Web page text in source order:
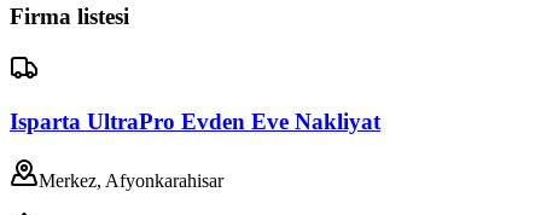
Firma listesi
Isparta UltraPro Evden Eve Nakliyat
Merkez, Afyonkarahisar